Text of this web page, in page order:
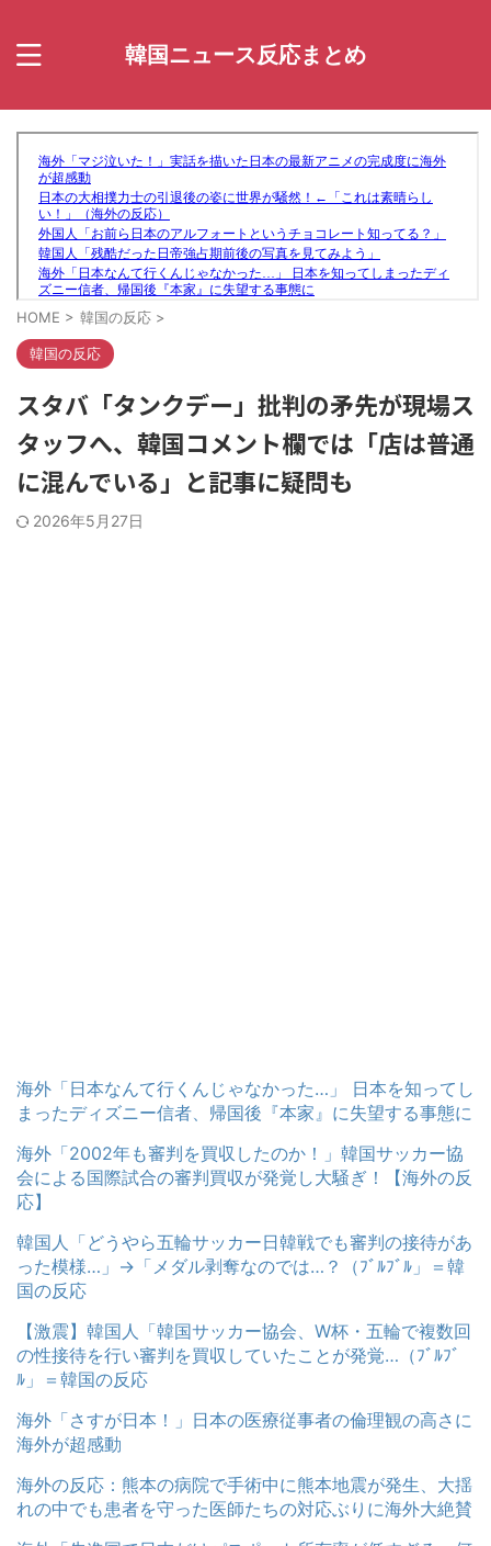
韓国ニュース反応まとめ
HOME > 韓国の反応 >
韓国の反応
スタバ「タンクデー」批判の矛先が現場ス
タッフへ、韓国コメント欄では「店は普通
に混んでいる」と記事に疑問も
2026年5月27日
海外「日本なんて行くんじゃなかった…」 日本を知ってし
まったディズニー信者、帰国後『本家』に失望する事態に
海外「2002年も審判を買収したのか！」韓国サッカー協
会による国際試合の審判買収が発覚し大騒ぎ！【海外の反
応】
韓国人「どうやら五輪サッカー日韓戦でも審判の接待があ
った模様…」→「メダル剥奪なのでは…？（ﾌﾞﾙﾌﾞﾙ」＝韓
国の反応
【激震】韓国人「韓国サッカー協会、W杯・五輪で複数回
の性接待を行い審判を買収していたことが発覚…（ﾌﾞﾙﾌﾞ
ﾙ」＝韓国の反応
海外「さすが日本！」日本の医療従事者の倫理観の高さに
海外が超感動
海外の反応：熊本の病院で手術中に熊本地震が発生、大揺
れの中でも患者を守った医師たちの対応ぶりに海外大絶賛